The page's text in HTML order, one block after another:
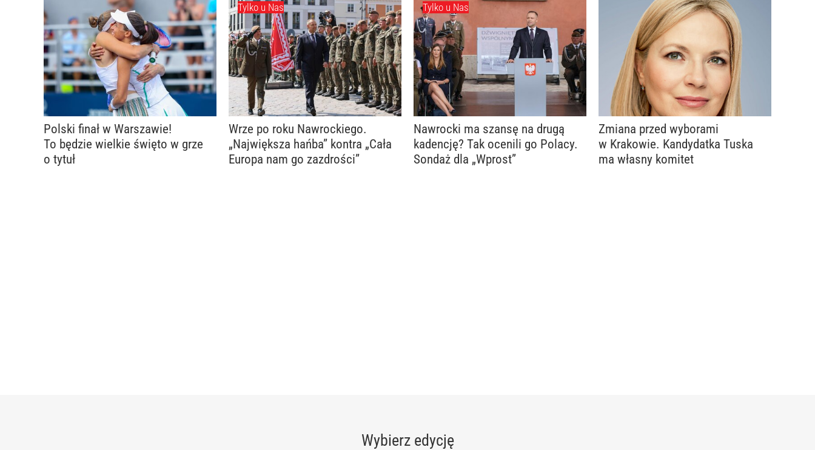
Polski finał w Warszawie!
To będzie wielkie święto w grze
o tytuł
Tylko u Nas
Wrze po roku Nawrockiego.
„Największa hańba” kontra „Cała
Europa nam go zazdrości”
Tylko u Nas
Nawrocki ma szansę na drugą
kadencję? Tak ocenili go Polacy.
Sondaż dla „Wprost”
Zmiana przed wyborami
w Krakowie. Kandydatka Tuska
ma własny komitet
Wybierz edycję